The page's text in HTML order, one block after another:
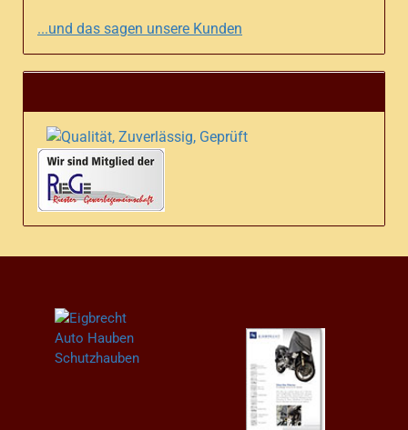
...und das sagen unsere Kunden